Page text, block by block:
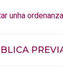
unha